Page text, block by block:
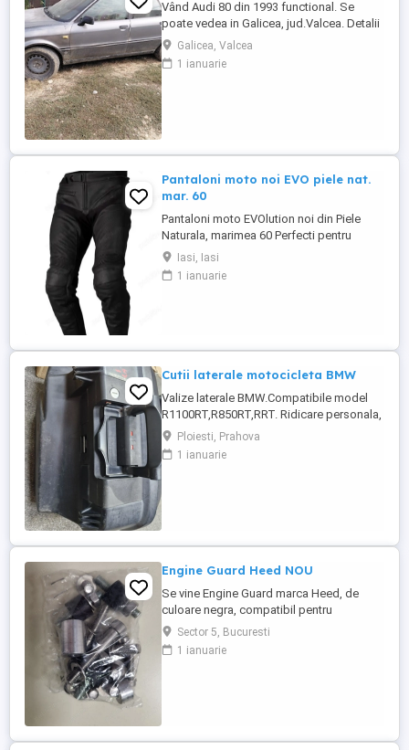
Vând Audi 80 din 1993 functional. Se
poate vedea in Galicea, jud.Valcea. Detalii
la . Galicea, Valcea
1 ianuarie
Pantaloni moto noi EVO piele nat.
mar. 60
Pantaloni moto EVOlution noi din Piele
Naturala, marimea 60 Perfecti pentru
pasionati de drumuri lungi. Foarte
confortabili și rezistenti. Recomand pt un
domn cu înălțime de peste 1.80m
Iasi, Iasi
1 ianuarie
Cutii laterale motocicleta BMW
Valize laterale BMW.Compatibile model
R1100RT,R850RT,RRT. Ridicare personala,
nu trimit in tara.
Ploiesti, Prahova
1 ianuarie
Engine Guard Heed NOU
Se vine Engine Guard marca Heed, de
culoare negra, compatibil pentru
motocicletele BMW F800 GS si F900 GS.
Contine brosura cu instructiuni in limba
poloneza si engleza. Produsul este NOU
Sector 5, Bucuresti
1 ianuarie